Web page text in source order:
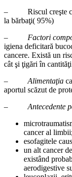
– Riscul creşte
la bărbaţi( 95%)
– Factori
igiena deficitară
cancere. Există un
cât şi ţigări în
–Alimentaţia
aportul scăzut de
–Antecedente
cancer al
esofagitele
un alt cancer
existând
aerodigestive